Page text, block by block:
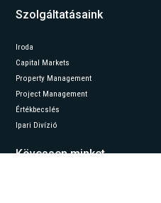
Szolgáltatásaink
Iroda
Capital Markets
Property Management
Project Management
Értékbecslés
Ipari Divízió
Kövessen minket